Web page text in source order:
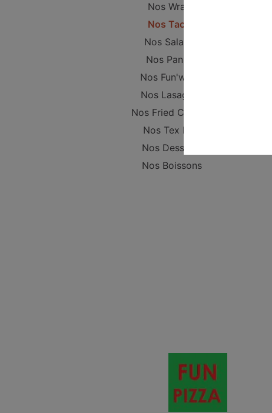
Nos Wraps
Nos Tacos
Nos Salades
Nos Paninis
Nos Fun'wichs
Nos Lasagnes
Nos Fried Chicken
Nos Tex Mex
Nos Desserts
Nos Boissons